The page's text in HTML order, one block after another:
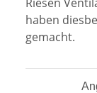
haben
gemacht.